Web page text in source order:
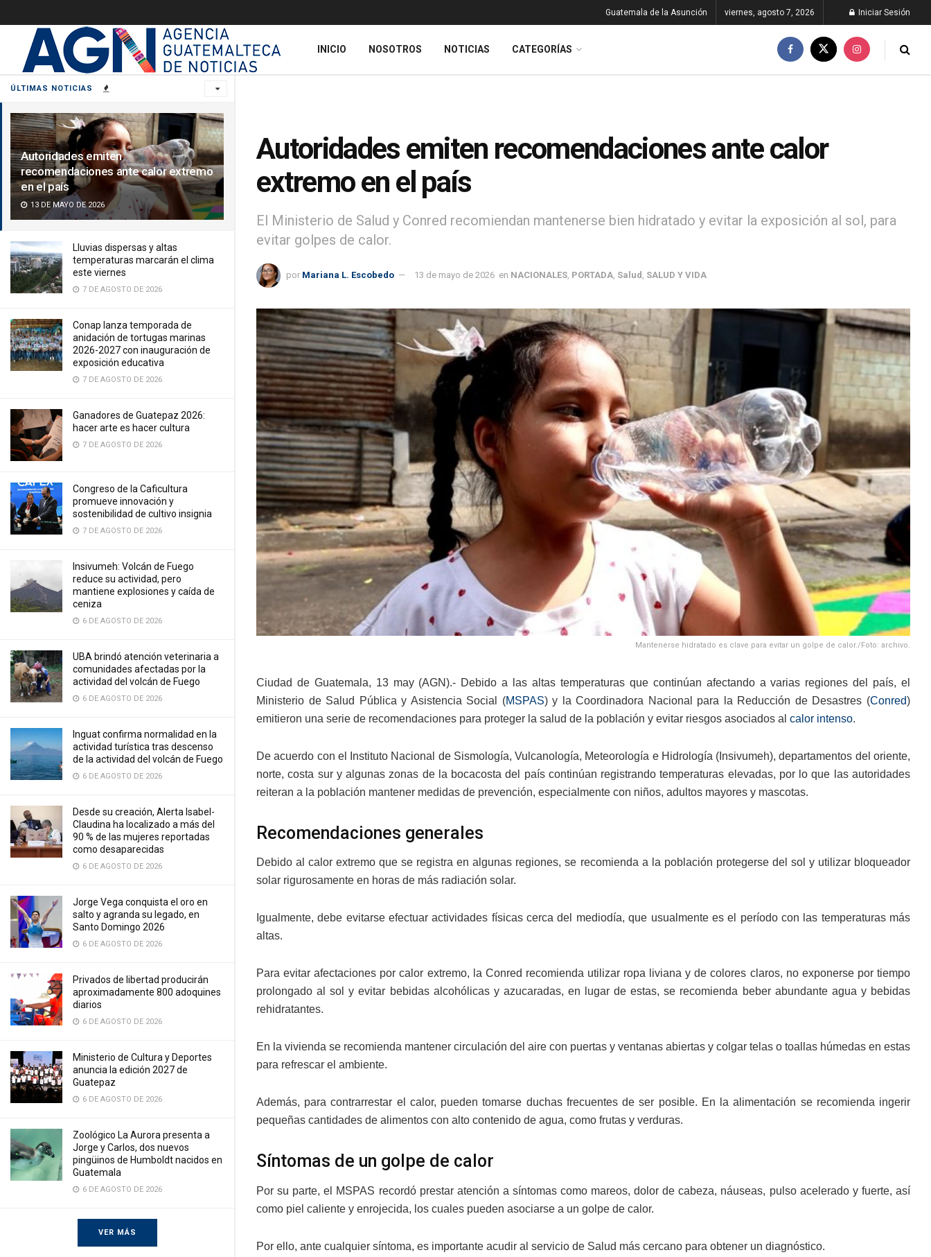
ÚLTIMAS NOTICIAS
Autoridades emiten
recomendaciones ante calor extremo
en el país
13 DE MAYO DE 2026
Lluvias dispersas y altas
temperaturas marcarán el clima
este viernes
7 DE AGOSTO DE 2026
Conap lanza temporada de
anidación de tortugas marinas
2026-2027 con inauguración de
exposición educativa
7 DE AGOSTO DE 2026
Ganadores de Guatepaz 2026:
hacer arte es hacer cultura
7 DE AGOSTO DE 2026
Congreso de la Caficultura
promueve innovación y
sostenibilidad de cultivo insignia
7 DE AGOSTO DE 2026
Insivumeh: Volcán de Fuego
reduce su actividad, pero
mantiene explosiones y caída de
ceniza
6 DE AGOSTO DE 2026
UBA brindó atención veterinaria a
comunidades afectadas por la
actividad del volcán de Fuego
6 DE AGOSTO DE 2026
Inguat confirma normalidad en la
actividad turística tras descenso
de la actividad del volcán de Fuego
6 DE AGOSTO DE 2026
Desde su creación, Alerta Isabel-
Claudina ha localizado a más del
90 % de las mujeres reportadas
como desaparecidas
6 DE AGOSTO DE 2026
Jorge Vega conquista el oro en
salto y agranda su legado, en
Santo Domingo 2026
6 DE AGOSTO DE 2026
Privados de libertad producirán
aproximadamente 800 adoquines
diarios
6 DE AGOSTO DE 2026
Ministerio de Cultura y Deportes
anuncia la edición 2027 de
Guatepaz
6 DE AGOSTO DE 2026
Zoológico La Aurora presenta a
Jorge y Carlos, dos nuevos
pingüinos de Humboldt nacidos en
Guatemala
6 DE AGOSTO DE 2026
VER MÁS
Guatemala de la Asunción viernes, agosto 7, 2026 Iniciar Sesión
INICIO NOSOTROS NOTICIAS CATEGORÍAS
Autoridades emiten recomendaciones ante calor
extremo en el país
El Ministerio de Salud y Conred recomiendan mantenerse bien hidratado y evitar la exposición al sol, para
evitar golpes de calor.
por Mariana L. Escobedo 13 de mayo de 2026 en NACIONALES PORTADA Salud SALUD Y VIDA
Mantenerse hidratado es clave para evitar un golpe de calor./Foto: archivo.
Ciudad de Guatemala, 13 may (AGN).- Debido a las altas temperaturas que continúan afectando a varias regiones del país, el
Ministerio de Salud Pública y Asistencia Social (MSPAS) y la Coordinadora Nacional para la Reducción de Desastres (Conred)
emitieron una serie de recomendaciones para proteger la salud de la población y evitar riesgos asociados al calor intenso.
De acuerdo con el Instituto Nacional de Sismología, Vulcanología, Meteorología e Hidrología (Insivumeh), departamentos del oriente,
norte, costa sur y algunas zonas de la bocacosta del país continúan registrando temperaturas elevadas, por lo que las autoridades
reiteran a la población mantener medidas de prevención, especialmente con niños, adultos mayores y mascotas.
Recomendaciones generales
Debido al calor extremo que se registra en algunas regiones, se recomienda a la población protegerse del sol y utilizar bloqueador
solar rigurosamente en horas de más radiación solar.
Igualmente, debe evitarse efectuar actividades físicas cerca del mediodía, que usualmente es el período con las temperaturas más
altas.
Para evitar afectaciones por calor extremo, la Conred recomienda utilizar ropa liviana y de colores claros, no exponerse por tiempo
prolongado al sol y evitar bebidas alcohólicas y azucaradas, en lugar de estas, se recomienda beber abundante agua y bebidas
rehidratantes.
En la vivienda se recomienda mantener circulación del aire con puertas y ventanas abiertas y colgar telas o toallas húmedas en estas
para refrescar el ambiente.
Además, para contrarrestar el calor, pueden tomarse duchas frecuentes de ser posible. En la alimentación se recomienda ingerir
pequeñas cantidades de alimentos con alto contenido de agua, como frutas y verduras.
Síntomas de un golpe de calor
Por su parte, el MSPAS recordó prestar atención a síntomas como mareos, dolor de cabeza, náuseas, pulso acelerado y fuerte, así
como piel caliente y enrojecida, los cuales pueden asociarse a un golpe de calor.
Por ello, ante cualquier síntoma, es importante acudir al servicio de Salud más cercano para obtener un diagnóstico.